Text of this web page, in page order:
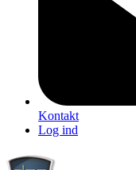
Kontakt
Log ind